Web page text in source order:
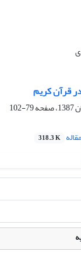
قرآن کریم
79-102
318.3 K